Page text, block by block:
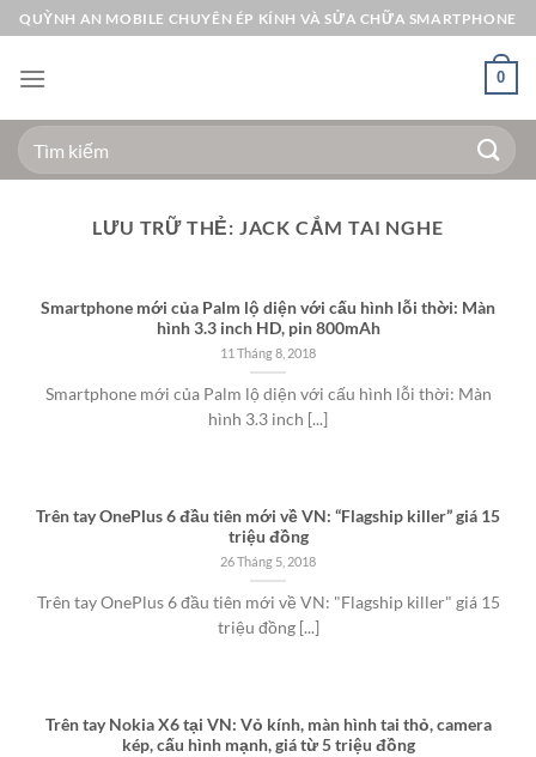
Bỏ
qua
nội
QUỲNH AN MOBILE CHUYÊN ÉP KÍNH VÀ SỬA CHỮA SMARTPHONE
0
Tìm
kiếm:
LƯU TRỮ THẺ: JACK CẮM TAI NGHE
Smartphone mới của Palm lộ diện với cấu hình lỗi thời: Màn
hình 3.3 inch HD, pin 800mAh
11 Tháng 8, 2018
Smartphone mới của Palm lộ diện với cấu hình lỗi thời: Màn
hình 3.3 inch [...]
Trên tay OnePlus 6 đầu tiên mới về VN: “Flagship killer” giá 15
triệu đồng
26 Tháng 5, 2018
Trên tay OnePlus 6 đầu tiên mới về VN: "Flagship killer" giá 15
triệu đồng [...]
Trên tay Nokia X6 tại VN: Vỏ kính, màn hình tai thỏ, camera
kép, cấu hình mạnh, giá từ 5 triệu đồng